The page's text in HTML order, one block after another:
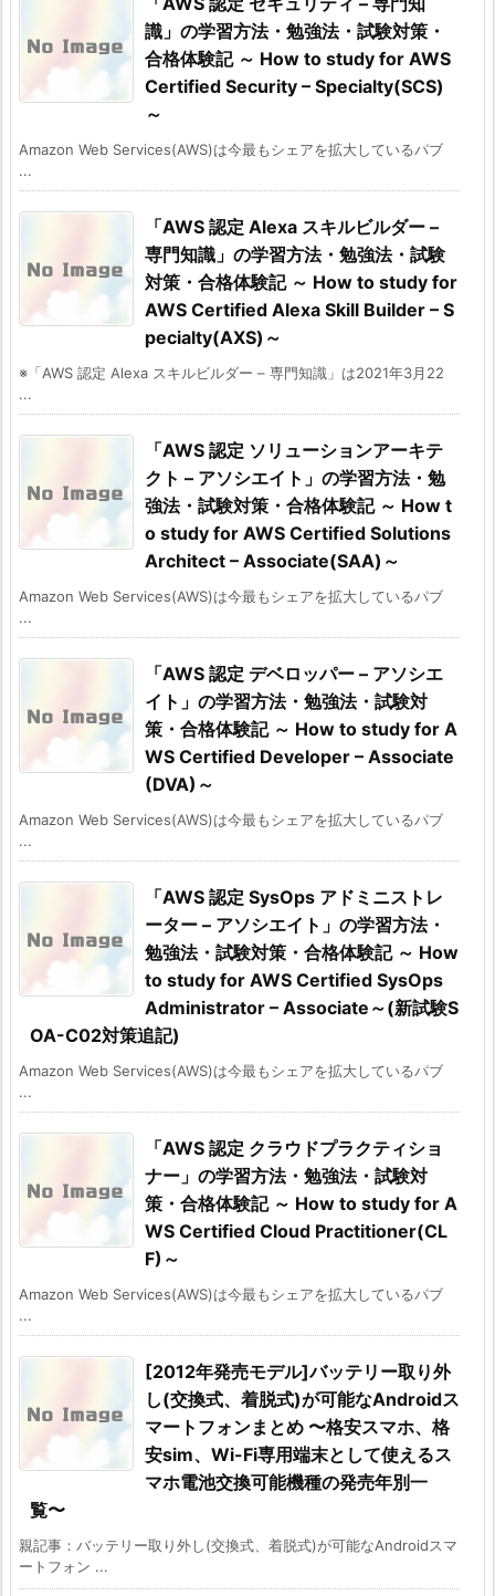
識」の学習方法・勉強法・試験対策・
合格体験記 ～ How to study for AWS
Certified Security – Specialty(SCS)
～
Amazon Web Services(AWS)は今最もシェアを拡大しているパブ
...
「AWS 認定 Alexa スキルビルダー –
専門知識」の学習方法・勉強法・試験
対策・合格体験記 ～ How to study for
AWS Certified Alexa Skill Builder – S
pecialty(AXS)～
※「AWS 認定 Alexa スキルビルダー – 専門知識」は2021年3月22
...
「AWS 認定 ソリューションアーキテ
クト – アソシエイト」の学習方法・勉
強法・試験対策・合格体験記 ～ How t
o study for AWS Certified Solutions
Architect – Associate(SAA)～
Amazon Web Services(AWS)は今最もシェアを拡大しているパブ
...
「AWS 認定 デベロッパー – アソシエ
イト」の学習方法・勉強法・試験対
策・合格体験記 ～ How to study for A
WS Certified Developer – Associate
(DVA)～
Amazon Web Services(AWS)は今最もシェアを拡大しているパブ
...
「AWS 認定 SysOps アドミニストレ
ーター – アソシエイト」の学習方法・
勉強法・試験対策・合格体験記 ～ How
to study for AWS Certified SysOps
Administrator – Associate～(新試験S
OA-C02対策追記)
Amazon Web Services(AWS)は今最もシェアを拡大しているパブ
...
「AWS 認定 クラウドプラクティショ
ナー」の学習方法・勉強法・試験対
策・合格体験記 ～ How to study for A
WS Certified Cloud Practitioner(CL
F)～
Amazon Web Services(AWS)は今最もシェアを拡大しているパブ
...
[2012年発売モデル]バッテリー取り外
し(交換式、着脱式)が可能なAndroidス
マートフォンまとめ 〜格安スマホ、格
安sim、Wi-Fi専用端末として使えるス
マホ電池交換可能機種の発売年別一
覧〜
親記事：バッテリー取り外し(交換式、着脱式)が可能なAndroidスマ
ートフォン ...